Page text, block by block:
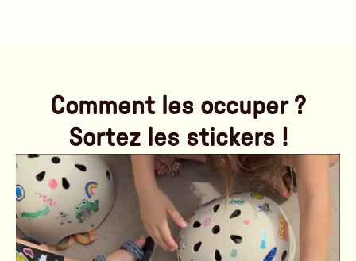
Comment les occuper ?
Sortez les stickers !